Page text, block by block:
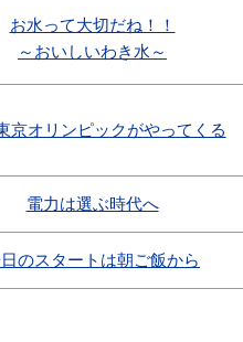
お水って大切だね！！
～おいしいわき水～
京オリンピックがやってくる
電力は選ぶ時代へ
のスタートは朝ご飯から